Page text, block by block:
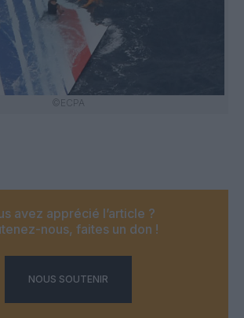
©ECPA
avez apprécié l’article ?
nous, faites un don !
NOUS SOUTENIR